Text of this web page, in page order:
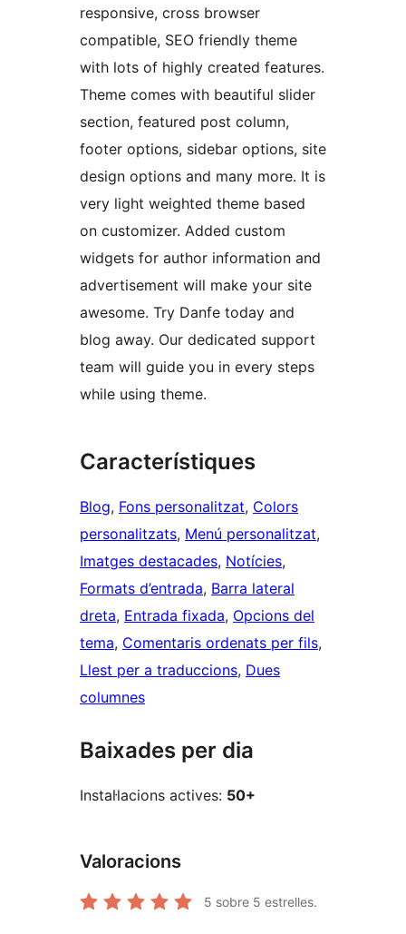
responsive, cross browser
compatible, SEO friendly theme
with lots of highly created features.
Theme comes with beautiful slider
section, featured post column,
footer options, sidebar options, site
design options and many more. It is
very light weighted theme based
on customizer. Added custom
widgets for author information and
advertisement will make your site
awesome. Try Danfe today and
blog away. Our dedicated support
team will guide you in every steps
while using theme.
Característiques
Blog, Fons personalitzat, Colors
personalitzats, Menú personalitzat
Imatges destacades, Notícies
Formats d’entrada, Barra lateral
dreta, Entrada fixada, Opcions del
tema, Comentaris ordenats per fils
Llest per a traduccions, Dues
columnes
Baixades per dia
Instal·lacions actives: 50+
Valoracions
5 sobre 5 estrelles.